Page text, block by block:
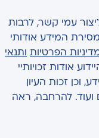
עמי קשר, לרבות
המידע אודותי
הפרטיות
ותנאי
אודות זכויותיי
וכן זכות העיון
ועוד. להרחבה, ראה